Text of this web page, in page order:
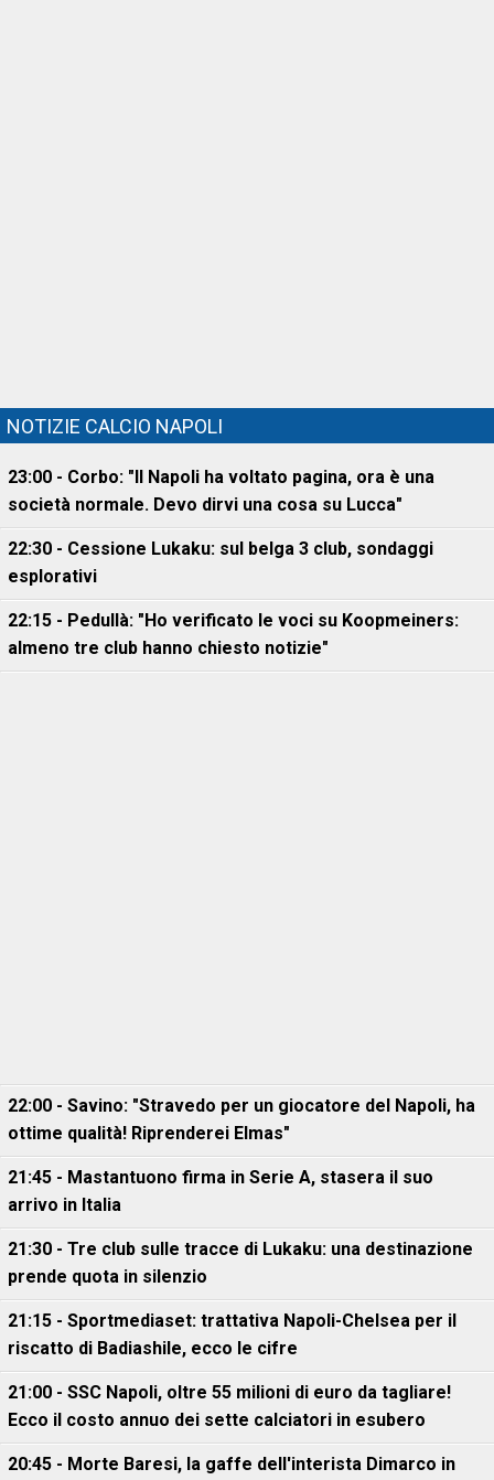
NOTIZIE CALCIO NAPOLI
23:00 - Corbo: "Il Napoli ha voltato pagina, ora è una
società normale. Devo dirvi una cosa su Lucca"
22:30 - Cessione Lukaku: sul belga 3 club, sondaggi
esplorativi
22:15 - Pedullà: "Ho verificato le voci su Koopmeiners:
almeno tre club hanno chiesto notizie"
22:00 - Savino: "Stravedo per un giocatore del Napoli, ha
ottime qualità! Riprenderei Elmas"
21:45 - Mastantuono firma in Serie A, stasera il suo
arrivo in Italia
21:30 - Tre club sulle tracce di Lukaku: una destinazione
prende quota in silenzio
21:15 - Sportmediaset: trattativa Napoli-Chelsea per il
riscatto di Badiashile, ecco le cifre
21:00 - SSC Napoli, oltre 55 milioni di euro da tagliare!
Ecco il costo annuo dei sette calciatori in esubero
20:45 - Morte Baresi, la gaffe dell'interista Dimarco in